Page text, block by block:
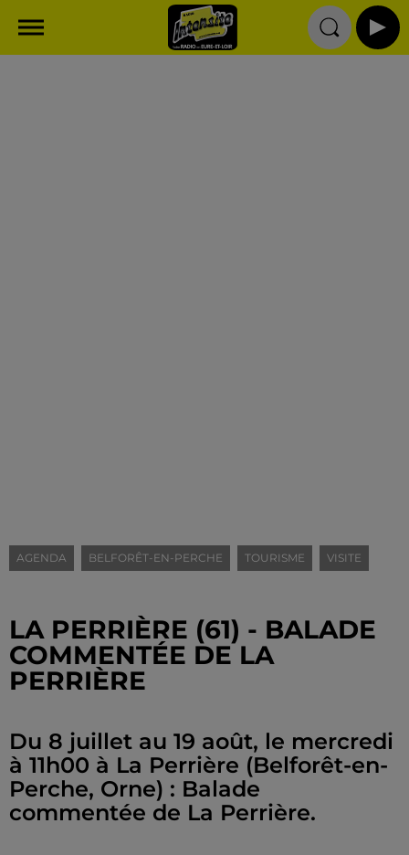
AGENDA BELFORÊT-EN-PERCHE TOURISME VISITE
LA PERRIÈRE (61) - BALADE
COMMENTÉE DE LA
PERRIÈRE
Du 8 juillet au 19 août, le mercredi
à 11h00 à La Perrière (Belforêt-en-
Perche, Orne) : Balade
commentée de La Perrière.